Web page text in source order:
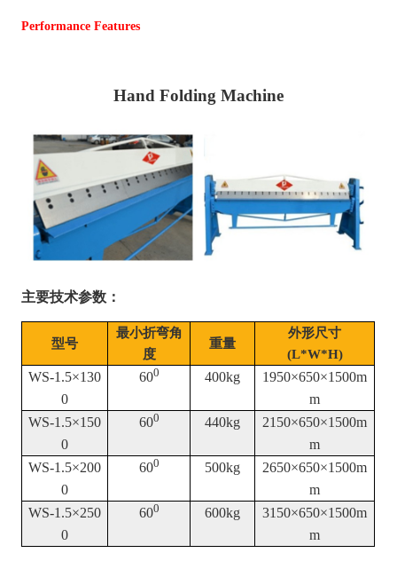
Performance Features
Hand Folding Machine
主要技术参数：
型号
最小折弯角
度
重量
外形尺寸
(L*W*H)
WS-1.5×130
0
600 400kg
1950×650×1500m
m
WS-1.5×150
0
600 440kg
2150×650×1500m
m
WS-1.5×200
0
600 500kg
2650×650×1500m
m
WS-1.5×250
0
600 600kg
3150×650×1500m
m